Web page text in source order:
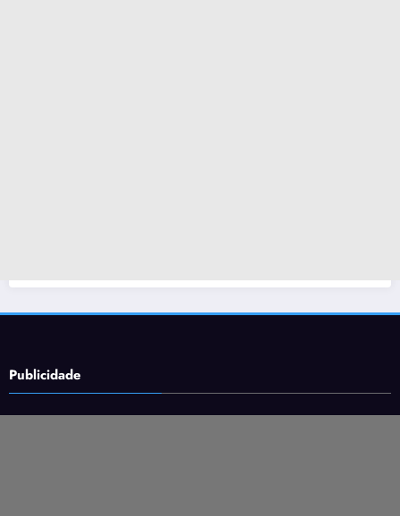
Publicidade